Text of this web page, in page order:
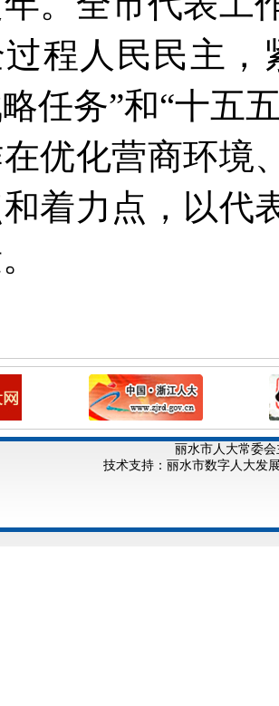
程人民民主，
任务”和“十五
优化营商环境
着力点，以代
丽水市人大常委会
技术支持：丽水市数字人大发